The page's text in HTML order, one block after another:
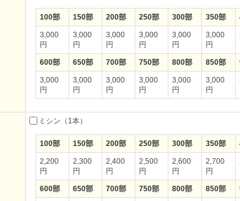
100部 150部 200部 250部 300部 350部
3,000
円
3,000
円
3,000
円
3,000
円
3,000
円
3,000
円
600部 650部 700部 750部 800部 850部
3,000
円
3,000
円
3,000
円
3,000
円
3,000
円
3,000
円
ミシン（1本）
100部 150部 200部 250部 300部 350部
2,200
円
2,300
円
2,400
円
2,500
円
2,600
円
2,700
円
600部 650部 700部 750部 800部 850部